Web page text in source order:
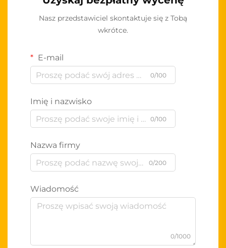
Nasz przedstawiciel skontaktuje się z Tobą
wkrótce.
E-mail
0/100
Imię i nazwisko
0/100
Nazwa firmy
0/200
Wiadomość
0/1000